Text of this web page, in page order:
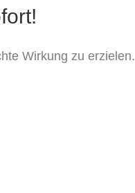
Wirkung zu erzielen.